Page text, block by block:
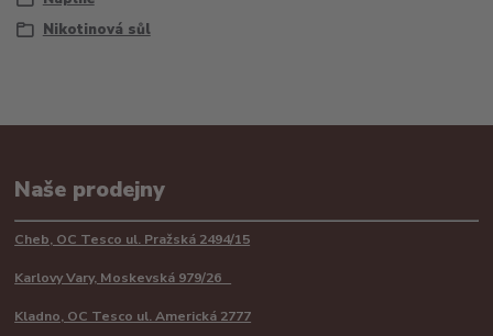
Nikotinová sůl
Naše prodejny
Cheb, OC Tesco ul. Pražská 2494/15
Karlovy Vary, Moskevská 979/26
Kladno, OC Tesco ul. Americká 2777